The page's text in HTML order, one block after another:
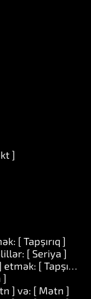
]
[ Tapşırıq ]
[ Seriya ]
[ Tapşırıq ]
]
] və: [ Mətn ]